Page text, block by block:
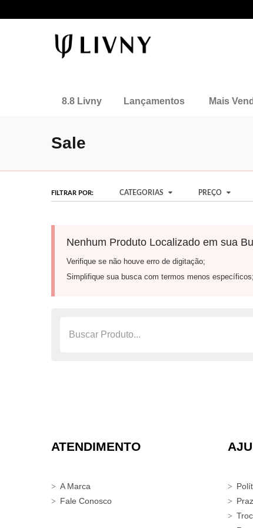
8.8 Livny Lançamentos Mais
Sale
FILTRAR POR: CATEGORIAS PREÇO
Nenhum Produto Localizado em sua
Verifique se não houve erro de digitação;
Simplifique sua busca com termos menos específicos;
ATENDIMENTO
A Marca
Fale Conosco